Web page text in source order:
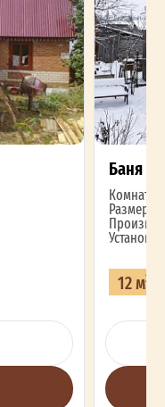
Баня
Комнат: 2
Размеры:
12 м2